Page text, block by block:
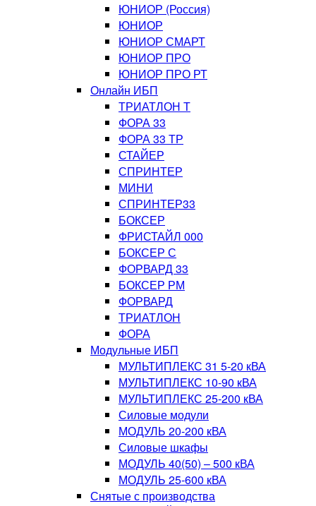
ЮНИОР (Россия)
ЮНИОР
ЮНИОР СМАРТ
ЮНИОР ПРО
ЮНИОР ПРО РТ
Онлайн ИБП
ТРИАТЛОН Т
ФОРА 33
ФОРА 33 ТР
СТАЙЕР
СПРИНТЕР
МИНИ
СПРИНТЕР33
БОКСЕР
ФРИСТАЙЛ 000
БОКСЕР С
ФОРВАРД 33
БОКСЕР РМ
ФОРВАРД
ТРИАТЛОН
ФОРА
Модульные ИБП
МУЛЬТИПЛЕКС 31 5-20 кВА
МУЛЬТИПЛЕКС 10-90 кВА
МУЛЬТИПЛЕКС 25-200 кВА
Силовые модули
МОДУЛЬ 20-200 кВА
Силовые шкафы
МОДУЛЬ 40(50) – 500 кВА
МОДУЛЬ 25-600 кВА
Снятые с производства